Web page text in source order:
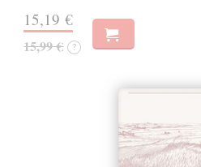
15,19 €
15,99 € ?